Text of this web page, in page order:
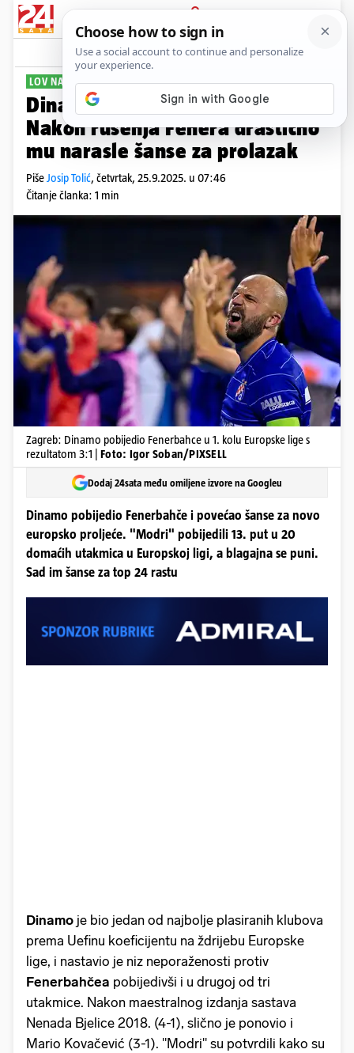
PRIJAVA
Sport Komentari
LOV NA IDUĆU RUNDU
Dinamo prevario i statističare.
Nakon rušenja Fenera drastično
mu narasle šanse za prolazak
PišeJosip Tolić, četvrtak, 25.9.2025. u 07:46
Čitanje članka: 1 min
Zagreb: Dinamo pobijedio Fenerbahce u 1. kolu Europske lige s
rezultatom 3:1 | Foto: Igor Soban/PIXSELL
Dodaj 24sata među omiljene izvore na Googleu
Dinamo pobijedio Fenerbahče i povećao šanse za novo
europsko proljeće. "Modri" pobijedili 13. put u 20
domaćih utakmica u Europskoj ligi, a blagajna se puni.
Sad im šanse za top 24 rastu
Dinamo je bio jedan od najbolje plasiranih klubova
prema Uefinu koeficijentu na ždrijebu Europske
lige, i nastavio je niz neporaženosti protiv
Fenerbahčea pobijedivši i u drugoj od tri
utakmice. Nakon maestralnog izdanja sastava
Nenada Bjelice 2018. (4-1), slično je ponovio i
Mario Kovačević (3-1). "Modri" su potvrdili kako su